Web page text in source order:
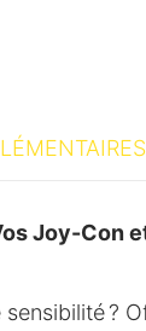
Joy-Con
?